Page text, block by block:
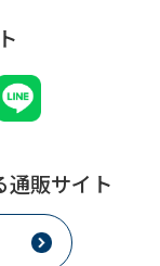
通販サイト